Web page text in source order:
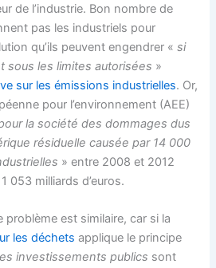
de l’industrie. Bon nombre de
pas les industriels pour
qu’ils peuvent engendrer «si
sous les limites autorisées »
sur les émissions industrielles. Or,
pour l’environnement (AEE)
la société des dommages dus
résiduelle causée par 14 000
» entre 2008 et 2012
053 milliards d’euros.
problème est similaire, car si la
les déchets applique le principe
investissements publics sont